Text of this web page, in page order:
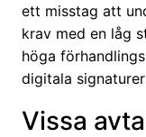
ett misstag att
krav med en låg
höga
digitala
Vissa